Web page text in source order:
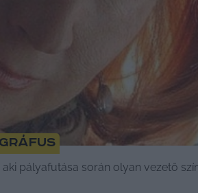
pályafutása során olyan vezető